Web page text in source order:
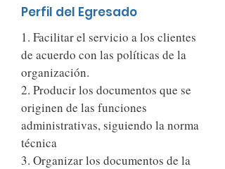
Perfil del Egresado
1. Facilitar el servicio a los clientes
de acuerdo con las políticas de la
organización.
2. Producir los documentos que se
originen de las funciones
administrativas, siguiendo la norma
técnica
3. Organizar los documentos de la